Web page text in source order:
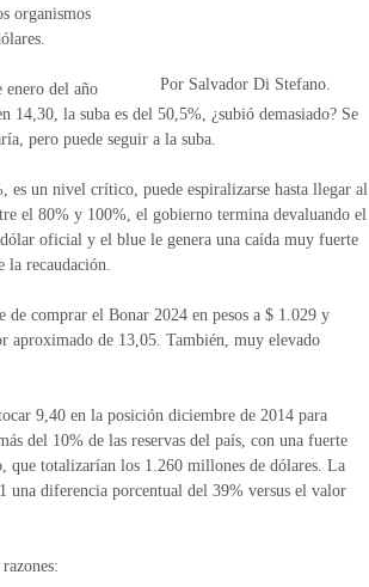
Por Salvador Di Stefano.
organismos
del año
la suba es del 50,5%, ¿subió demasiado? Se
pero puede seguir a la suba.
un nivel crítico, puede espiralizarse hasta llegar al
el 80% y 100%, el gobierno termina devaluando el
oficial y el blue le genera una caída muy fuerte
la recaudación.
comprar el Bonar 2024 en pesos a $ 1.029 y
aproximado de 13,05. También, muy elevado
9,40 en la posición diciembre de 2014 para
del 10% de las reservas del país, con una fuerte
que totalizarían los 1.260 millones de dólares. La
una diferencia porcentual del 39% versus el valor